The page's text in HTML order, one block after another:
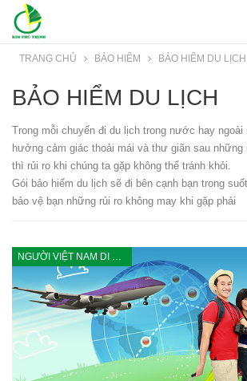
TRANG CHỦ BẢO HIỂM BẢO HIỂM DU LỊCH
BẢO HIỂM DU LỊCH
Trong mỗi chuyến đi du lịch trong nước hay
hưởng cảm giác thoải mái và thư giãn sau
thì rủi ro khi chúng ta gặp không thể tránh khỏi.
Gói bảo hiểm du lịch sẽ đi bên cạnh bạn trong
bảo vệ bạn những rủi ro không may khi gặp phải
NGƯỜI VIỆT NAM DI LỊCH NƯỚC NGOÀI